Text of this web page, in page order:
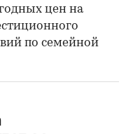
цен на
по семейной